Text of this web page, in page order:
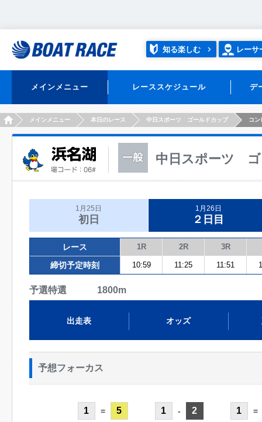
知る楽しむ レーサ
メインメニュー レーススケジュール デ
HOMEメインメニュー 本日のレース 中日スポーツ ゴールドカップ コン
中日スポーツ ゴ
1月25日
初日
1月26日
２日目
レース 1R 2R 3R
締切予定時刻 10:59 11:25 11:51
予選特選 1800m
出走表 オッズ
予想フォーカス
1 = 5 1 - 2 1 =